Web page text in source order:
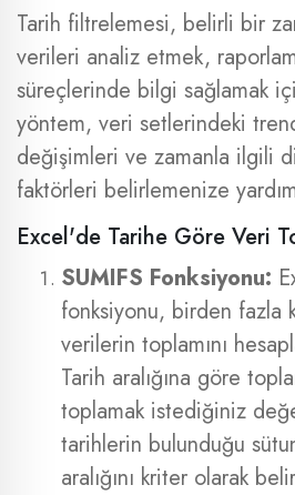
Tarih filtrelemesi, belirli bir
verileri analiz etmek,
süreçlerinde bilgi sağlamak
yöntem, veri setlerindeki
değişimleri ve zamanla ilgili
faktörleri belirlemenize
Excel'de Tarihe Göre Veri
SUMIFS Fonksiyonu:
fonksiyonu, birden fazla
verilerin toplamını
Tarih aralığına göre
toplamak istediğiniz
tarihlerin bulunduğu
aralığını kriter olarak